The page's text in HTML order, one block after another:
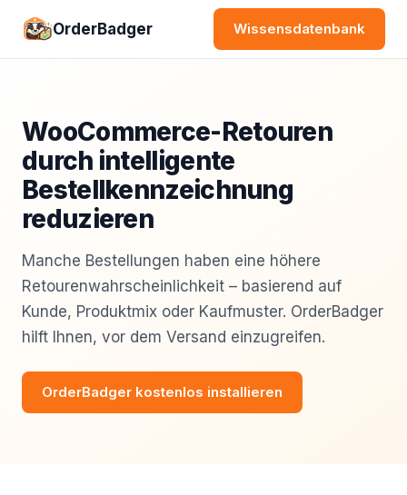
OrderBadger Wissensdatenbank
WooCommerce-Retouren
durch intelligente
Bestellkennzeichnung
reduzieren
Manche Bestellungen haben eine höhere
Retourenwahrscheinlichkeit – basierend auf
Kunde, Produktmix oder Kaufmuster. OrderBadger
hilft Ihnen, vor dem Versand einzugreifen.
OrderBadger kostenlos installieren